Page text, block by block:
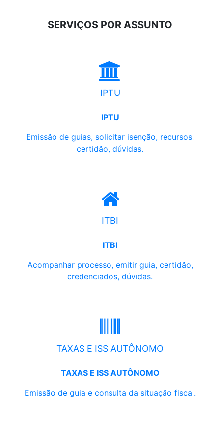
SERVIÇOS POR ASSUNTO
IPTU
IPTU
Emissão de guias, solicitar isenção, recursos,
certidão, dúvidas.
ITBI
ITBI
Acompanhar processo, emitir guia, certidão,
credenciados, dúvidas.
TAXAS E ISS AUTÔNOMO
TAXAS E ISS AUTÔNOMO
Emissão de guia e consulta da situação fiscal.